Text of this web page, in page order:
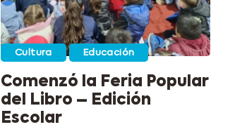
Cultura Educación
Comenzó la Feria Popular
del Libro – Edición
Escolar